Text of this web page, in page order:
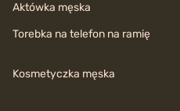
Aktówka męska
Torebka na telefon na ramię
Kosmetyczka męska